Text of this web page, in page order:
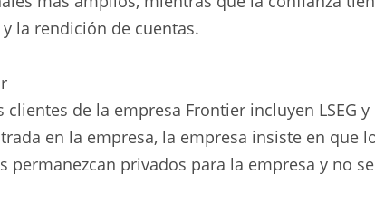
la rendición de cuentas.
clientes de la empresa Frontier incluyen LSEG
en la empresa, la empresa insiste en que
permanezcan privados para la empresa y no